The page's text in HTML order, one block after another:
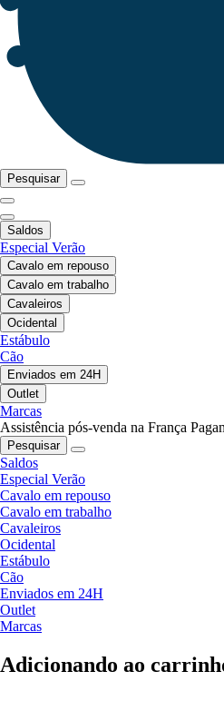
Pesquisar
Saldos
Especial Verão
Cavalo em repouso
Cavalo em trabalho
Cavaleiros
Ocidental
Estábulo
Cão
Enviados em 24H
Outlet
Marcas
Assistência pós-venda na França
Pesquisar
Saldos
Especial Verão
Cavalo em repouso
Cavalo em trabalho
Cavaleiros
Ocidental
Estábulo
Cão
Enviados em 24H
Outlet
Marcas
Adicionando ao